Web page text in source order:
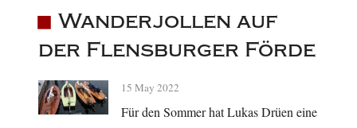
Wanderjollen auf
der Flensburger Förde
15 May 2022
Für den Sommer hat Lukas Drüen eine